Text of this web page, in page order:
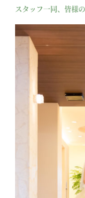
スタッフ一同、皆様